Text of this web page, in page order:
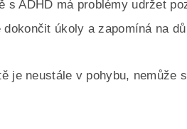
s ADHD má problémy udržet
dokončit úkoly a zapomíná na
je neustále v pohybu, nemůže